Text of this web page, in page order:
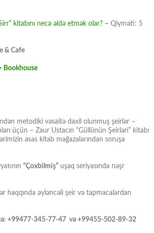
kitabını necə əldə etmək olar? – Qiyməti: 5
& Cafe
Bookhouse
metodiki vəsaitə daxil olunmuş şeirlər –
üçün – Zaur Ustacın “Güllünün Şeirləri” kitabı
əsas kitab mağazalarından soruşa
“Çoxbilmiş” uşaq seriyasında nəşr
haqqında əyləncəli şeir və tapmacalardan
+99477-345-77-47 və +99455-502-89-32